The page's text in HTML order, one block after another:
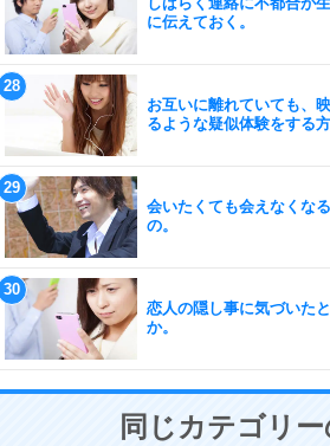
に伝えておく。
お互いに離れていても、
るような疑似体験をする方
会いたくても会えなくな
の。
恋人の隠し事に気づいた
か。
同じカテゴリ